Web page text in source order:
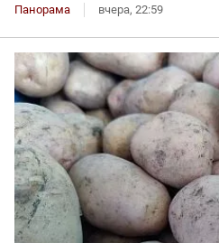
Панорама вчера, 22:59